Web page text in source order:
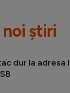
noi știri
dur la adresa